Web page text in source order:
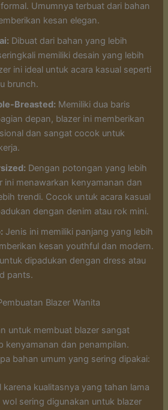
Umumnya terbuat dari bahan
kesan elegan.
Dibuat dari bahan yang lebih
memiliki desain yang lebih
ini ideal untuk acara kasual seperti
brunch.
Breasted: Memiliki dua baris
depan, blazer ini memberikan
dan sangat cocok untuk
Dengan potongan yang lebih
ini menawarkan kenyamanan dan
trendi. Cocok untuk acara kasual
dengan denim atau rok mini.
Jenis ini memiliki panjang yang lebih
kesan youthful dan modern.
dipadukan dengan dress atau
pants.
Blazer Wanita
untuk membuat blazer sangat
kenyamanan dan penampilan.
bahan umum yang sering dipakai:
karena kualitasnya yang tahan lama
sering digunakan untuk blazer